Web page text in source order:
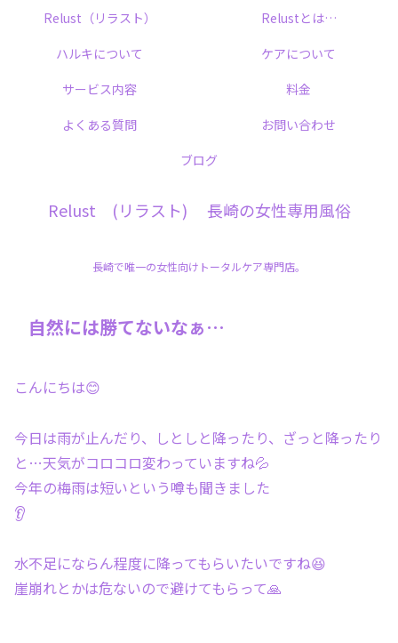
Relust (リラスト) 長崎の女性専用風俗
長崎で唯一の女性向けトータルケア専門店。
Relust（リラスト）
Relustとは…
ハルキについて
ケアについて
サービス内容
料金
よくある質問
お問い合わせ
ブログ
自然には勝てないなぁ…
こんにちは😊
今日は雨が止んだり、しとしと降ったり、ざっと降ったり
と…天気がコロコロ変わっていますね💦
今年の梅雨は短いという噂も聞きました
👂
水不足にならん程度に降ってもらいたいですね😆
崖崩れとかは危ないので避けてもらって🙏